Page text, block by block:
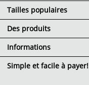
Tailles populaires
Des produits
Informations
Simple et facile à payer!